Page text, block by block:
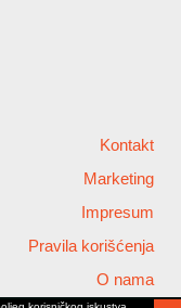
Kontakt
Marketing
Impresum
Pravila korišćenja
O nama